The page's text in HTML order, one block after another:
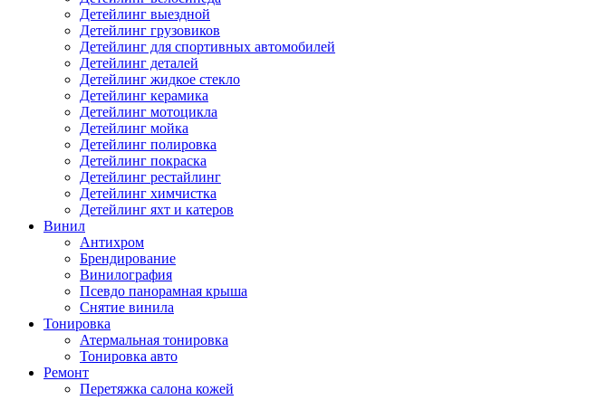
Детейлинг выездной
Детейлинг грузовиков
Детейлинг для спортивных автомобилей
Детейлинг деталей
Детейлинг жидкое стекло
Детейлинг керамика
Детейлинг мотоцикла
Детейлинг мойка
Детейлинг полировка
Детейлинг покраска
Детейлинг рестайлинг
Детейлинг химчистка
Детейлинг яхт и катеров
Винил
Антихром
Брендирование
Винилография
Псевдо панорамная крыша
Снятие винила
Тонировка
Атермальная тонировка
Тонировка авто
Ремонт
Перетяжка салона кожей